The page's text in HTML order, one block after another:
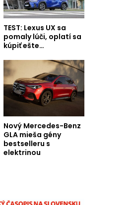
TEST: Lexus UX sa
pomaly lúči, oplatí sa
kúpiť ešte…
Nový Mercedes-Benz
GLA mieša gény
bestselleru s
elektrinou